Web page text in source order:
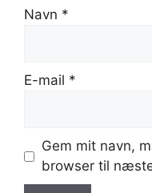
Navn *
E-mail *
Gem mit navn,
browser til